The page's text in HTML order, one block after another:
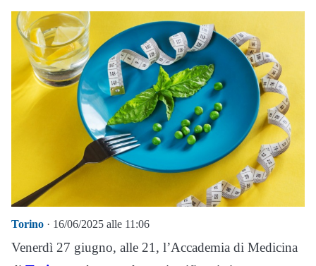
Torino · 16/06/2025 alle 11:06
Venerdì 27 giugno, alle 21, l’Accademia di Medicina